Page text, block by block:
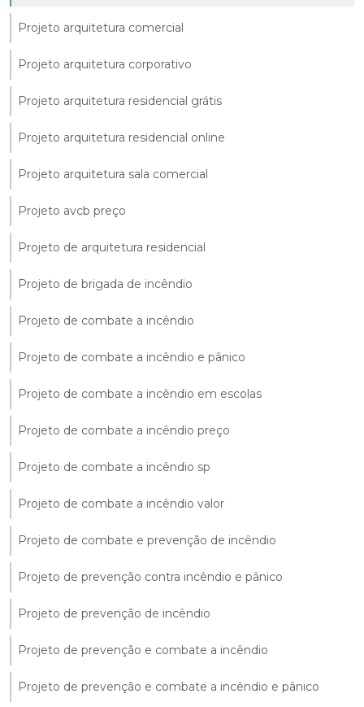
Projeto arquitetura comercial
Projeto arquitetura corporativo
Projeto arquitetura residencial grátis
Projeto arquitetura residencial online
Projeto arquitetura sala comercial
Projeto avcb preço
Projeto de arquitetura residencial
Projeto de brigada de incêndio
Projeto de combate a incêndio
Projeto de combate a incêndio e pânico
Projeto de combate a incêndio em escolas
Projeto de combate a incêndio preço
Projeto de combate a incêndio sp
Projeto de combate a incêndio valor
Projeto de combate e prevenção de incêndio
Projeto de prevenção contra incêndio e pânico
Projeto de prevenção de incêndio
Projeto de prevenção e combate a incêndio
Projeto de prevenção e combate a incêndio e pânico